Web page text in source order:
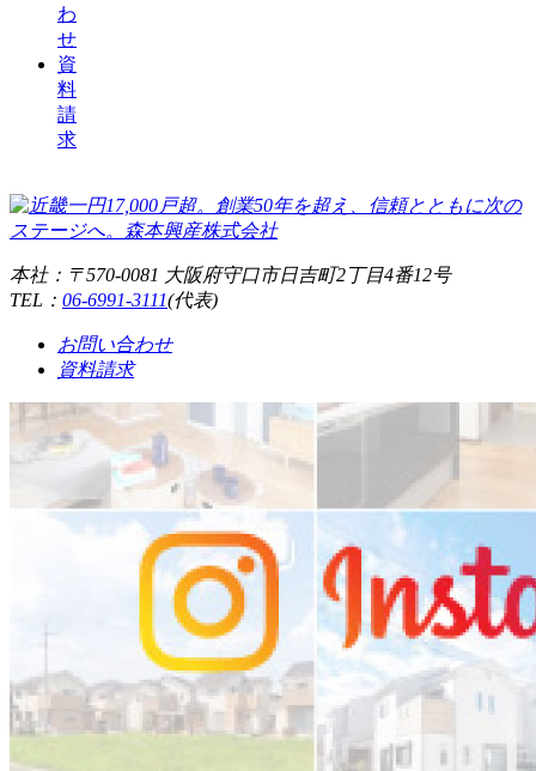
わ
せ
資
料
請
求
本社：〒570-0081 大阪府守口市日吉町2丁目4番12号
TEL： 06-6991-3111(代表)
お問い合わせ
資料請求